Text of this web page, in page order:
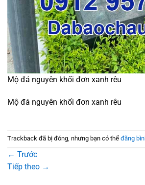
Mộ đá nguyên khối đơn xanh rêu
Mộ đá nguyên khối đơn xanh rêu
Trackback đã bị đóng, nhưng bạn có thể đăng
← Trước
Tiếp theo →